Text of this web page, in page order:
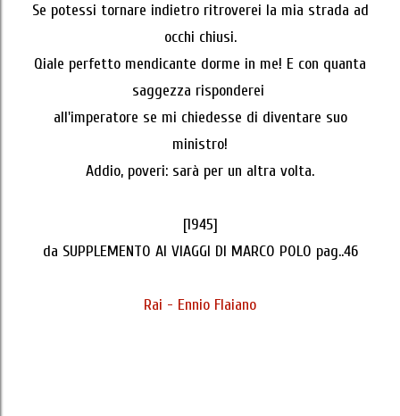
Se potessi tornare indietro ritroverei la mia strada ad
occhi chiusi.
Qiale perfetto mendicante dorme in me! E con quanta
saggezza risponderei
all'imperatore se mi chiedesse di diventare suo
ministro!
Addio, poveri: sarà per un altra volta.
[1945]
da SUPPLEMENTO AI VIAGGI DI MARCO POLO pag..46
Rai - Ennio Flaiano